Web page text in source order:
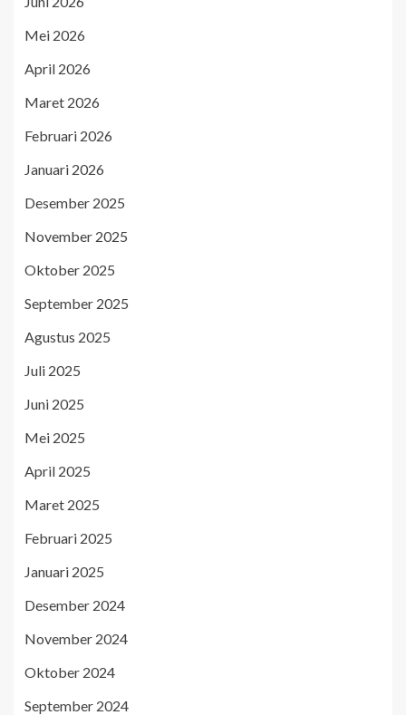
Mei 2026
April 2026
Maret 2026
Februari 2026
Januari 2026
Desember 2025
November 2025
Oktober 2025
September 2025
Agustus 2025
Juli 2025
Juni 2025
Mei 2025
April 2025
Maret 2025
Februari 2025
Januari 2025
Desember 2024
November 2024
Oktober 2024
September 2024